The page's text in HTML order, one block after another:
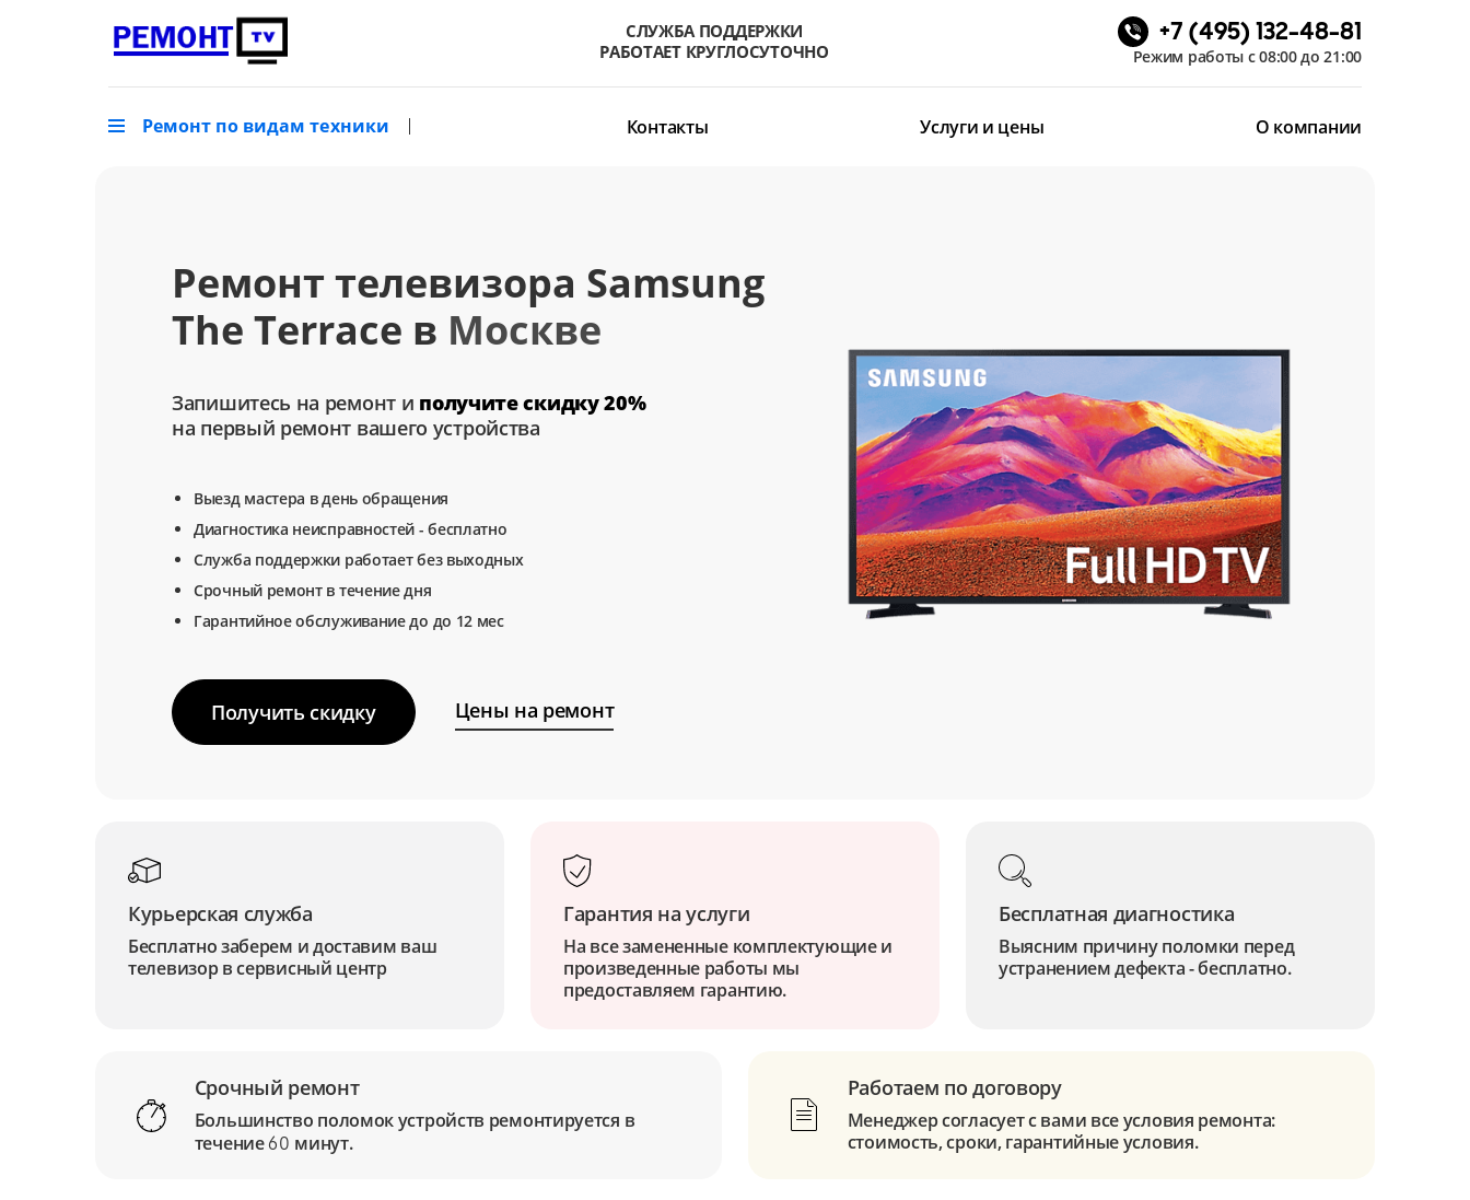
СЛУЖБА ПОДДЕРЖКИ
РАБОТАЕТ КРУГЛОСУТОЧНО
+7 (495) 132-48-81
Режим работы с 08:00 до 21:00
Ремонт по видам техники Контакты Услуги и цены О компании
Ремонт телевизора Samsung
The Terrace в Москве
Запишитесь на ремонт и получите скидку 20%
на первый ремонт вашего устройства
Выезд мастера в день обращения
Диагностика неисправностей - бесплатно
Служба поддержки работает без выходных
Срочный ремонт в течение дня
Гарантийное обслуживание до до 12 мес
Получить скидку Цены на ремонт
Курьерская служба
Бесплатно заберем и доставим ваш
телевизор в сервисный центр
Гарантия на услуги
На все замененные комплектующие и
произведенные работы мы
предоставляем гарантию.
Бесплатная диагностика
Выясним причину поломки перед
устранением дефекта - бесплатно.
Срочный ремонт
Большинство поломок устройств ремонтируется в
течение 60 минут.
Работаем по договору
Менеджер согласует с вами все условия ремонта:
стоимость, сроки, гарантийные условия.